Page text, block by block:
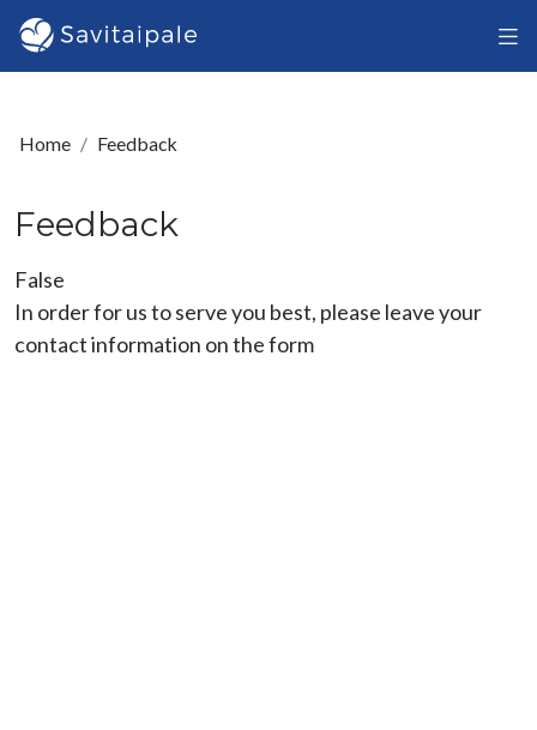
Skip to main content
Home Feedback
Feedback
False
In order for us to serve you best, please leave your
contact information on the form